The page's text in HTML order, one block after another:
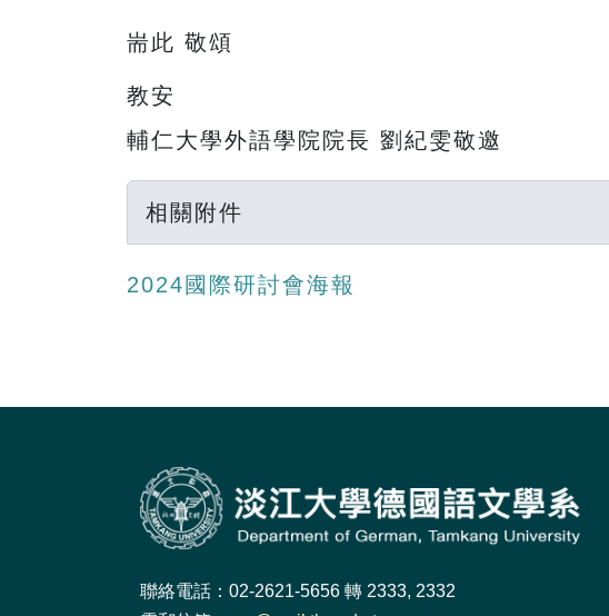
耑此 敬頌
教安
輔仁大學外語學院院長 劉紀雯敬邀
相關附件
2024國際研討會海報
聯絡電話：02-2621-5656 轉 2333, 2332